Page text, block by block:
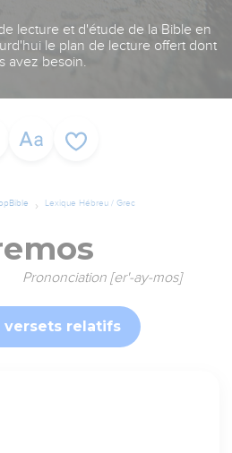
lecture et d'étude de la Bible en
le plan de lecture offert dont
avez besoin.
Lexique Hébreu / Grec
Prononciation [er'-ay-mos]
versets relatifs